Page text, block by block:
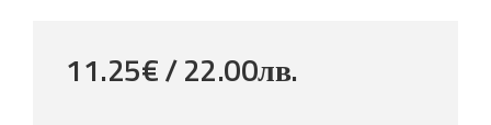
11.25€ / 22.00лв.